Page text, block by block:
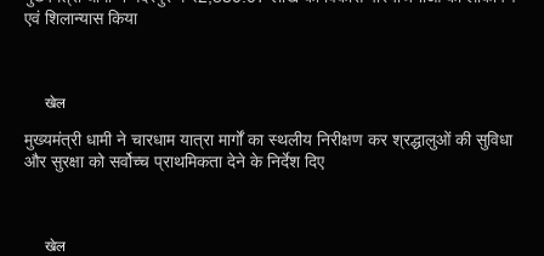
एवं शिलान्यास किया
खेल
मुख्यमंत्री धामी ने चारधाम यात्रा मार्गों का स्थलीय निरीक्षण कर श्रद्धालुओं की सुविधा
और सुरक्षा को सर्वोच्च प्राथमिकता देने के निर्देश दिए
खेल